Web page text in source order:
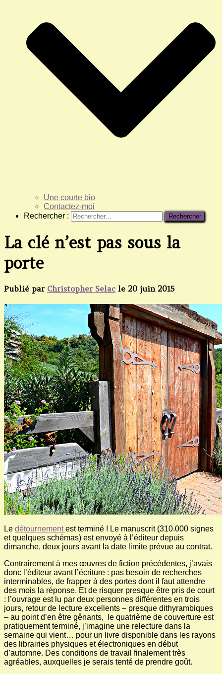
Une courte bio
Contactez-moi
Rechercher :
La clé n’est pas sous la
porte
Publié par Christopher Selac le 20 juin 2015
Le détournementest terminé ! Le manuscrit (310.000 signes
et quelques schémas) est envoyé à l’éditeur depuis
dimanche, deux jours avant la date limite prévue au contrat.
Contrairement à mes œuvres de fiction précédentes, j’avais
donc l’éditeur avant l’écriture : pas besoin de recherches
interminables, de frapper à des portes dont il faut attendre
des mois la réponse. Et de risquer presque être pris de court
: l’ouvrage est lu par deux personnes différentes en trois
jours, retour de lecture excellents – presque dithyrambiques
– au point d’en être gênants, le quatrième de couverture est
pratiquement terminé, j’imagine une relecture dans la
semaine qui vient… pour un livre disponible dans les rayons
des librairies physiques et électroniques en début
d’automne. Des conditions de travail finalement très
agréables, auxquelles je serais tenté de prendre goût.